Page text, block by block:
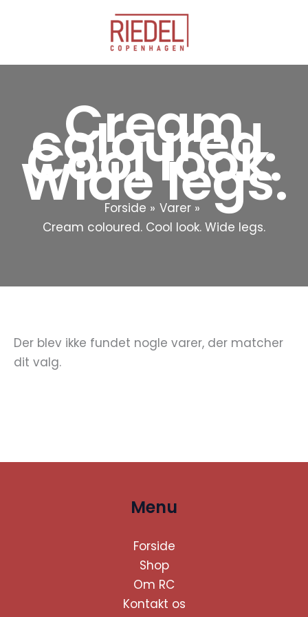
Cream
coloured.
Cool look.
Wide legs.
Forside
Varer
Cream coloured. Cool look. Wide legs.
Der blev ikke fundet nogle varer, der matcher
dit valg.
Menu
Forside
Shop
Om RC
Kontakt os